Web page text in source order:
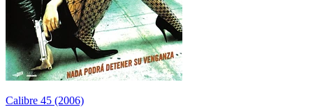
Calibre 45 (2006)